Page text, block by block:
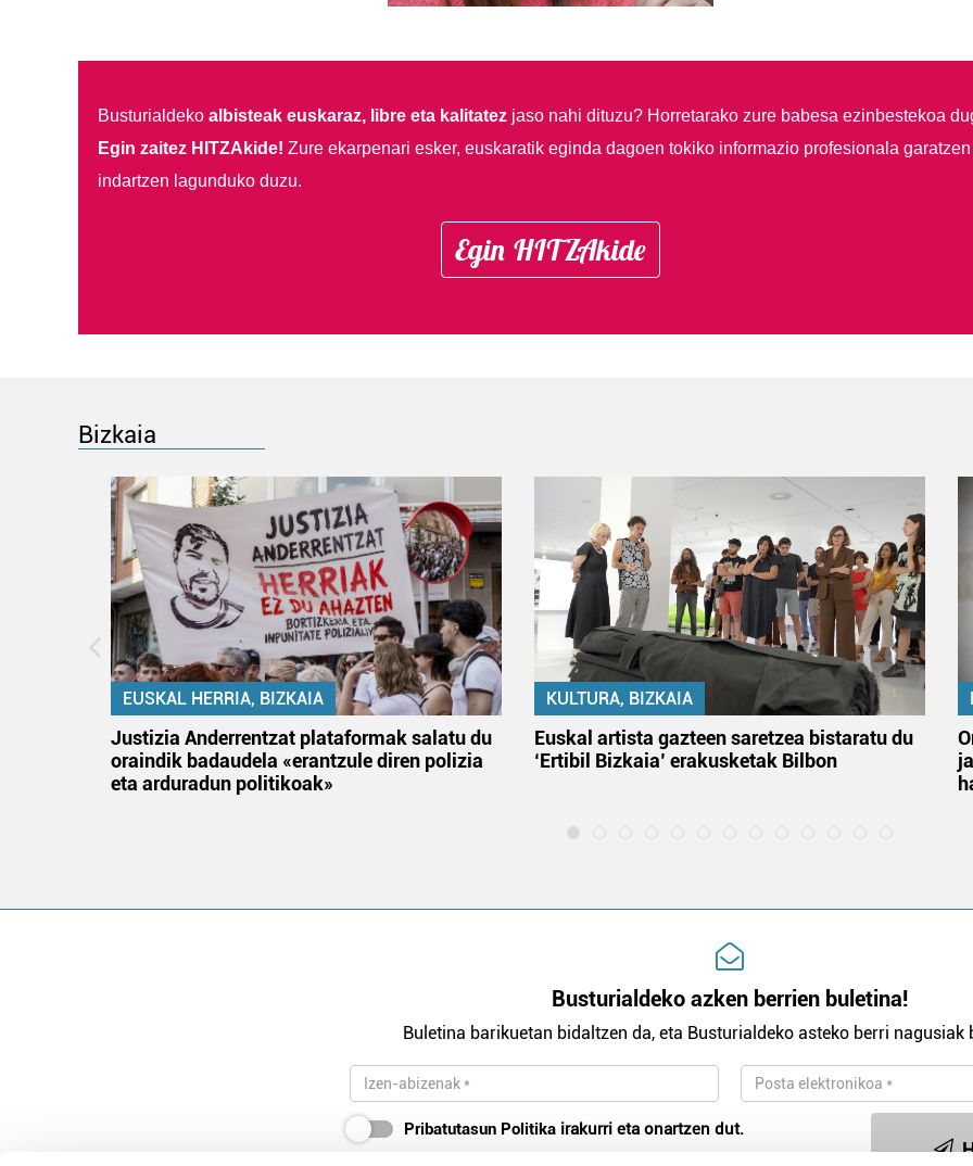
Busturialdeko albisteak euskaraz, libre eta kalitatezjaso nahi dituzu? Horretarako zure babesa ezinbestekoa
Egin zaitez HITZAkide! Zure ekarpenari esker, euskaratik eginda dagoen tokiko informazio profesionala garatzen
indartzen lagunduko duzu.
Egin HITZAkide
Bizkaia
EUSKAL HERRIA, BIZKAIA
Justizia Anderrentzat plataformak salatu du
oraindik badaudela «erantzule diren polizia
eta arduradun politikoak»
KULTURA, BIZKAIA
Euskal artista gazteen saretzea bistaratu du
‘Ertibil Bizkaia’ erakusketak Bilbon
Busturialdeko azken berrien buletina!
Buletina barikuetan bidaltzen da, eta Busturialdeko asteko berri nagusiak
Pribatutasun Politika irakurri eta onartzen dut.